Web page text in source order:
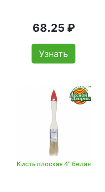
68.25 ₽
Узнать
Кисть плоская 4" белая